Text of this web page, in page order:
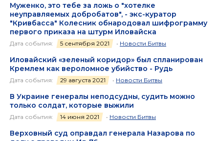
Муженко, это тебе за ложь о "хотелке
неуправляемых добробатов", - экс-куратор
"Кривбасса" Колесник обнародовал шифрограмму
первого приказа на штурм Иловайска
Дата события: 5 сентября 2021 • Новости Битвы
Иловайский «зеленый коридор» был спланирован
Кремлем как вероломное убийство - Рудь
Дата события: 29 августа 2021 • Новости Битвы
В Украине генералы неподсудны, судить можно
только солдат, которые выжили
Дата события: 14 июня 2021 • Новости Битвы
Верховный суд оправдал генерала Назарова по